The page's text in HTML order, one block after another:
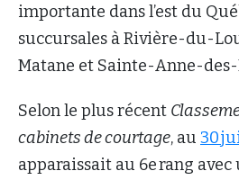
importante dans l’est du
succursales à Rivière-du-
Matane et Sainte-Anne-
Selon le plus récent
cabinets de courtage, au 30
apparaissait au 6e rang